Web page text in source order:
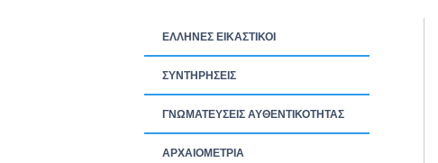
ΕΛΛΗΝΕΣ ΕΙΚΑΣΤΙΚΟΙ
ΣΥΝΤΗΡΗΣΕΙΣ
ΓΝΩΜΑΤΕΥΣΕΙΣ ΑΥΘΕΝΤΙΚΟΤΗΤΑΣ
ΑΡΧΑΙΟΜΕΤΡΙΑ